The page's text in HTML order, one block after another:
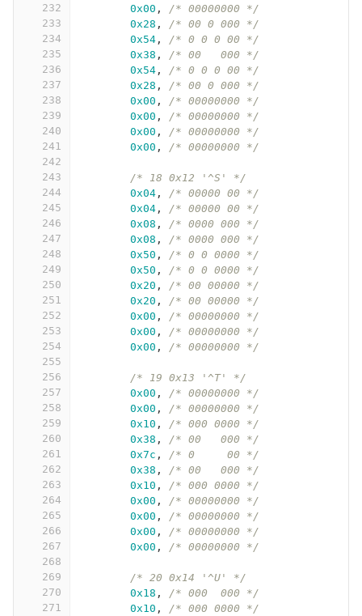
232
233
234
235
236
237
238
239
240
241
242
243
244
245
246
247
248
249
250
251
252
253
254
255
256
257
258
259
260
261
262
263
264
265
266
267
268
269
270
271
0x00 ,
/* 00000000 */
0x28 ,
/* 00 0 000 */
0x54 ,
/* 0 0 0 00 */
0x38 ,
/* 00   000 */
0x54 ,
/* 0 0 0 00 */
0x28 ,
/* 00 0 000 */
0x00 ,
/* 00000000 */
0x00 ,
/* 00000000 */
0x00 ,
/* 00000000 */
0x00 , /* 00000000 */
/* 18 0x12 '^S' */
0x04 ,
/* 00000 00 */
0x04 ,
/* 00000 00 */
0x08 ,
/* 0000 000 */
0x08 ,
/* 0000 000 */
0x50 ,
/* 0 0 0000 */
0x50 ,
/* 0 0 0000 */
0x20 ,
/* 00 00000 */
0x20 ,
/* 00 00000 */
0x00 ,
/* 00000000 */
0x00 ,
/* 00000000 */
0x00 , /* 00000000 */
/* 19 0x13 '^T' */
0x00 ,
/* 00000000 */
0x00 ,
/* 00000000 */
0x10 ,
/* 000 0000 */
0x38 ,
/* 00   000 */
0x7c ,
/* 0     00 */
0x38 ,
/* 00   000 */
0x10 ,
/* 000 0000 */
0x00 ,
/* 00000000 */
0x00 ,
/* 00000000 */
0x00 ,
/* 00000000 */
0x00 , /* 00000000 */
/* 20 0x14 '^U' */
0x18 ,
/* 000  000 */
0x10 ,
/* 000 0000 */